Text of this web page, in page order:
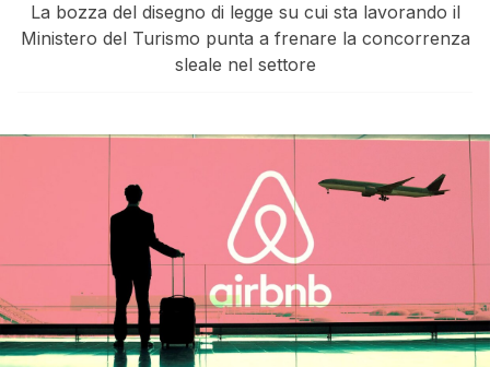
La bozza del disegno di legge su cui sta lavorando il
Ministero del Turismo punta a frenare la concorrenza
sleale nel settore